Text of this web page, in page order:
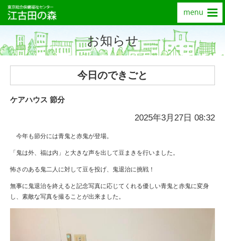
お知らせ
今日のできごと
ケアハウス 節分
2025年3月27日 08:32
今年も節分には青鬼と赤鬼が登場。
「鬼は外、福は内」と大きな声を出して豆まきを行いました。
怖さのある鬼二人に対して豆を投げ、鬼退治に挑戦！
無事に鬼退治を終えると記念写真に応じてくれる優しい青鬼と赤鬼に変身
し、素敵な写真を撮ることが出来ました。